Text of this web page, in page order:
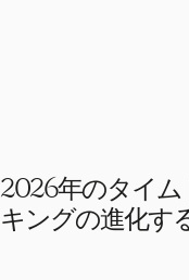
2026年のタイム
キングの進化す